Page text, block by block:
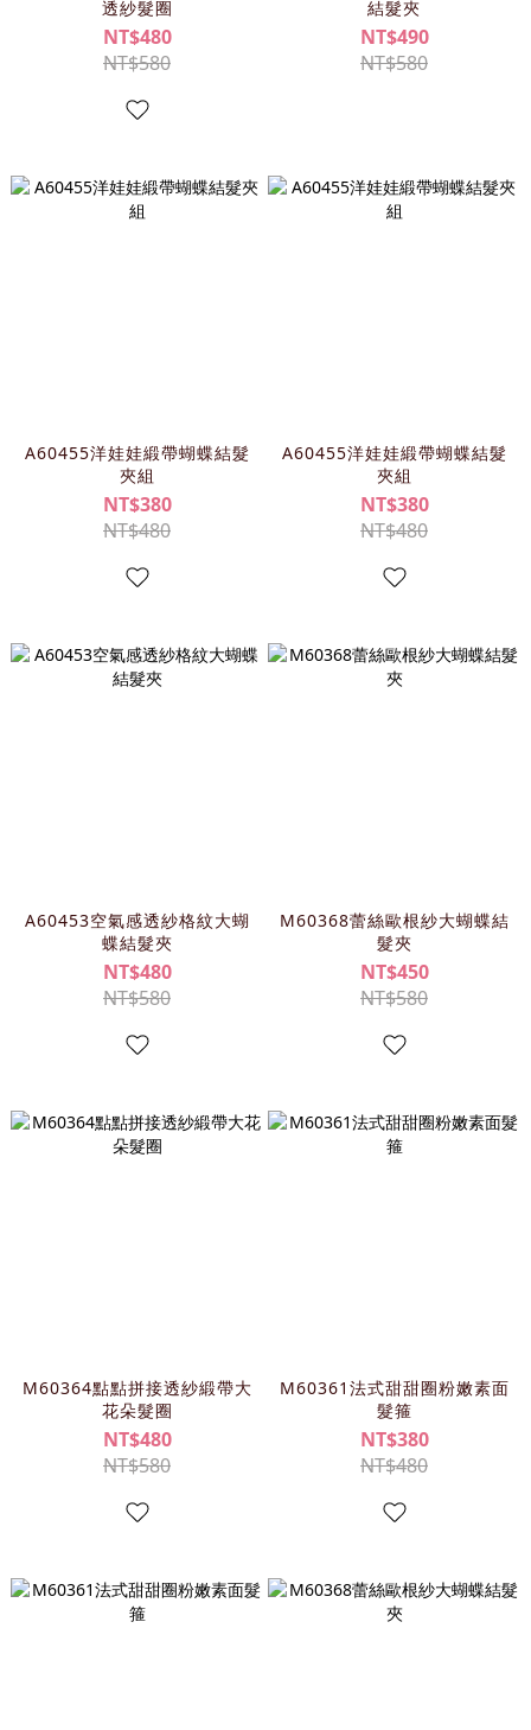
透紗髮圈
NT$480
NT$580
結髮夾
NT$490
NT$580
A60455洋娃娃緞帶蝴蝶結髮
夾組
NT$380
NT$480
A60455洋娃娃緞帶蝴蝶結髮
夾組
NT$380
NT$480
A60453空氣感透紗格紋大蝴
蝶結髮夾
NT$480
NT$580
M60368蕾絲歐根紗大蝴蝶結
髮夾
NT$450
NT$580
M60364點點拼接透紗緞帶大
花朵髮圈
NT$480
NT$580
M60361法式甜甜圈粉嫩素面
髮箍
NT$380
NT$480